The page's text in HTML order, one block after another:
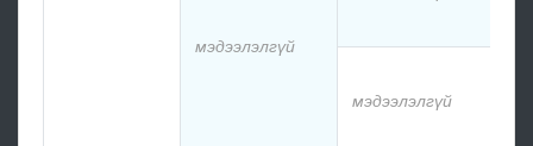
мэдээлэлгүй
мэдээлэлгүй